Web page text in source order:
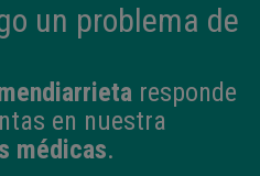
un problema de
responde
en nuestra
médicas.